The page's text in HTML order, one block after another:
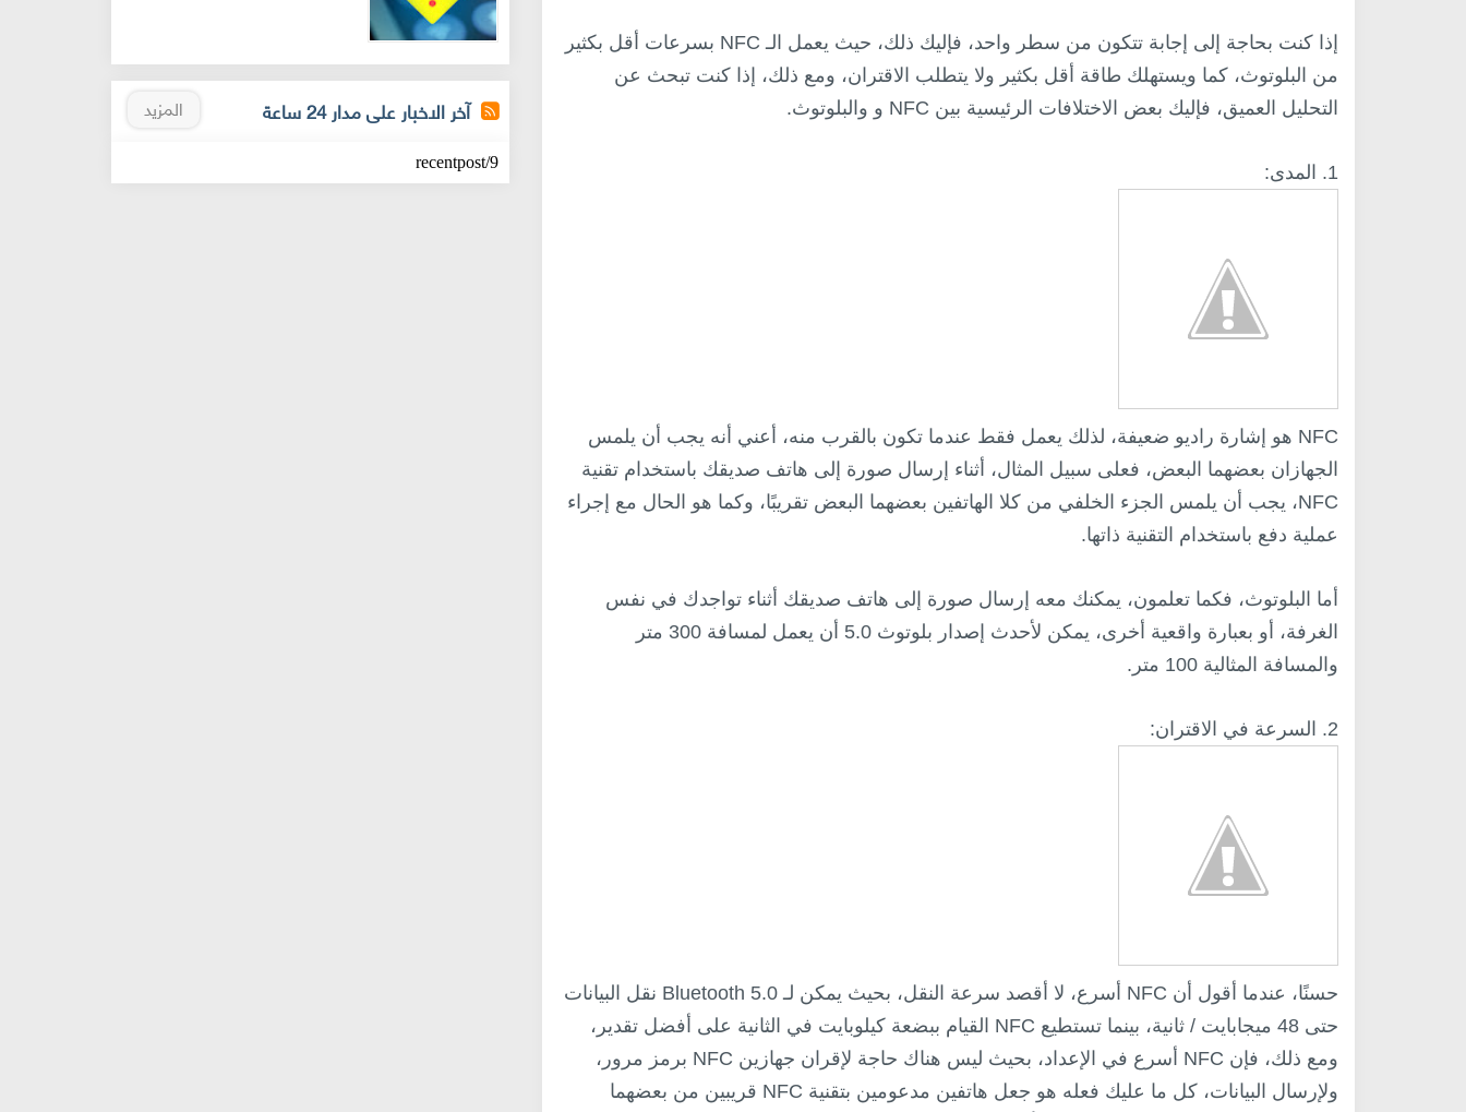
إذا كنت بحاجة إلى إجابة تتكون من سطر واحد، فإليك ذلك، حيث يعمل الـ NFC بسرعات أقل بكثير
من البلوتوث، كما ويستهلك طاقة أقل بكثير ولا يتطلب الاقتران، ومع ذلك، إذا كنت تبحث عن
التحليل العميق، فإليك بعض الاختلافات الرئيسية بين NFC و والبلوتوث.
1. المدى:
NFC هو إشارة راديو ضعيفة، لذلك يعمل فقط عندما تكون بالقرب منه، أعني أنه يجب أن يلمس
الجهازان بعضهما البعض، فعلى سبيل المثال، أثناء إرسال صورة إلى هاتف صديقك باستخدام تقنية
NFC، يجب أن يلمس الجزء الخلفي من كلا الهاتفين بعضهما البعض تقريبًا، وكما هو الحال مع إجراء
عملية دفع باستخدام التقنية ذاتها.
أما البلوتوث، فكما تعلمون، يمكنك معه إرسال صورة إلى هاتف صديقك أثناء تواجدك في نفس
الغرفة، أو بعبارة واقعية أخرى، يمكن لأحدث إصدار بلوتوث 5.0 أن يعمل لمسافة 300 متر
والمسافة المثالية 100 متر.
2. السرعة في الاقتران:
حسنًا، عندما أقول أن NFC أسرع، لا أقصد سرعة النقل، بحيث يمكن لـ Bluetooth 5.0 نقل البيانات
حتى 48 ميجابايت / ثانية، بينما تستطيع NFC القيام ببضعة كيلوبايت في الثانية على أفضل تقدير،
ومع ذلك، فإن NFC أسرع في الإعداد، بحيث ليس هناك حاجة لإقران جهازين NFC برمز مرور،
ولإرسال البيانات، كل ما عليك فعله هو جعل هاتفين مدعومين بتقنية NFC قريبين من بعضهما
آخر الاخبار على مدار 24 ساعة المزيد
9/recentpost